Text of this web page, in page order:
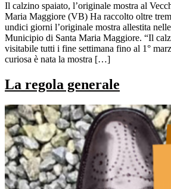
Il calzino spaiato, l’originale mostra al
Maria Maggiore (VB) Ha raccolto oltre
undici giorni l’originale mostra allestita
Municipio di Santa Maria Maggiore. “Il
visitabile tutti i fine settimana fino al 1°
curiosa è nata la mostra […]
La regola generale